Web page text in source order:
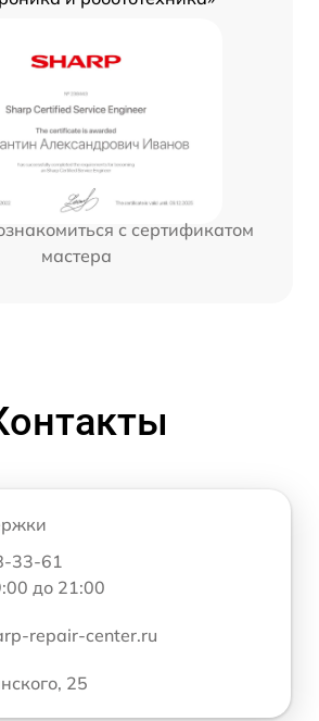
с сертификатом
мастера
33-61
до 21:00
repair-center.ru
25